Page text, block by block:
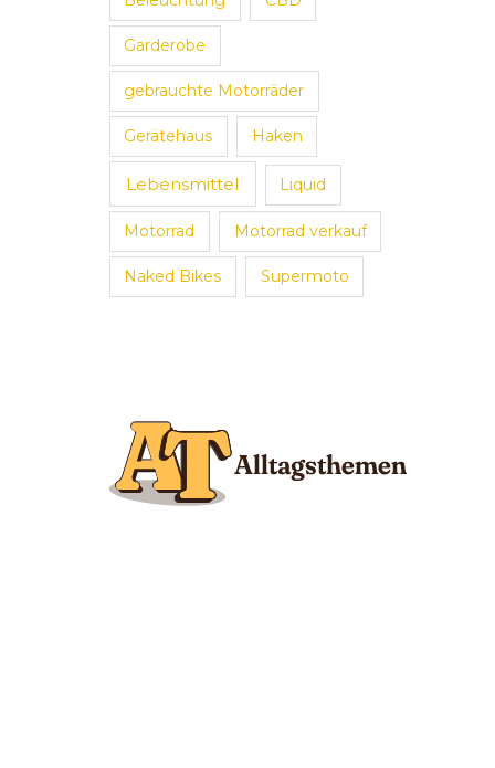
Garderobe
gebrauchte Motorräder
Gerätehaus Haken
Lebensmittel Liquid
Motorrad Motorrad verkauf
Naked Bikes Supermoto